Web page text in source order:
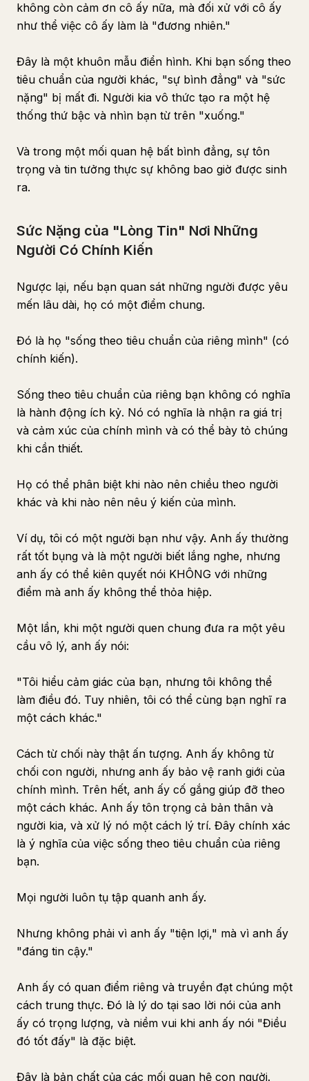
không còn cảm ơn cô ấy nữa, mà đối xử với cô ấy
như thể việc cô ấy làm là "đương nhiên."
Đây là một khuôn mẫu điển hình. Khi bạn sống theo
tiêu chuẩn của người khác, "sự bình đẳng" và "sức
nặng" bị mất đi. Người kia vô thức tạo ra một hệ
thống thứ bậc và nhìn bạn từ trên "xuống."
Và trong một mối quan hệ bất bình đẳng, sự tôn
trọng và tin tưởng thực sự không bao giờ được sinh
ra.
Sức Nặng của "Lòng Tin" Nơi Những
Người Có Chính Kiến
Ngược lại, nếu bạn quan sát những người được yêu
mến lâu dài, họ có một điểm chung.
Đó là họ "sống theo tiêu chuẩn của riêng mình" (có
chính kiến).
Sống theo tiêu chuẩn của riêng bạn không có nghĩa
là hành động ích kỷ. Nó có nghĩa là nhận ra giá trị
và cảm xúc của chính mình và có thể bày tỏ chúng
khi cần thiết.
Họ có thể phân biệt khi nào nên chiều theo người
khác và khi nào nên nêu ý kiến của mình.
Ví dụ, tôi có một người bạn như vậy. Anh ấy thường
rất tốt bụng và là một người biết lắng nghe, nhưng
anh ấy có thể kiên quyết nói KHÔNG với những
điểm mà anh ấy không thể thỏa hiệp.
Một lần, khi một người quen chung đưa ra một yêu
cầu vô lý, anh ấy nói:
"Tôi hiểu cảm giác của bạn, nhưng tôi không thể
làm điều đó. Tuy nhiên, tôi có thể cùng bạn nghĩ ra
một cách khác."
Cách từ chối này thật ấn tượng. Anh ấy không từ
chối con người, nhưng anh ấy bảo vệ ranh giới của
chính mình. Trên hết, anh ấy cố gắng giúp đỡ theo
một cách khác. Anh ấy tôn trọng cả bản thân và
người kia, và xử lý nó một cách lý trí. Đây chính xác
là ý nghĩa của việc sống theo tiêu chuẩn của riêng
bạn.
Mọi người luôn tụ tập quanh anh ấy.
Nhưng không phải vì anh ấy "tiện lợi," mà vì anh ấy
"đáng tin cậy."
Anh ấy có quan điểm riêng và truyền đạt chúng một
cách trung thực. Đó là lý do tại sao lời nói của anh
ấy có trọng lượng, và niềm vui khi anh ấy nói "Điều
đó tốt đấy" là đặc biệt.
Đây là bản chất của các mối quan hệ con người.